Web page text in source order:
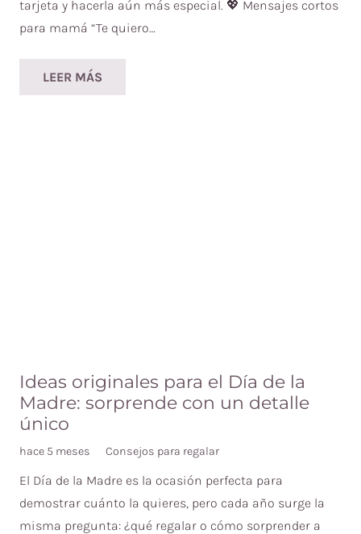
tarjeta y hacerla aún más especial. 💖 Mensajes cortos
para mamá “Te quiero…
LEER MÁS
Ideas originales para el Día de la
Madre: sorprende con un detalle
único
hace 5 meses Consejos para regalar
El Día de la Madre es la ocasión perfecta para
demostrar cuánto la quieres, pero cada año surge la
misma pregunta: ¿qué regalar o cómo sorprender a